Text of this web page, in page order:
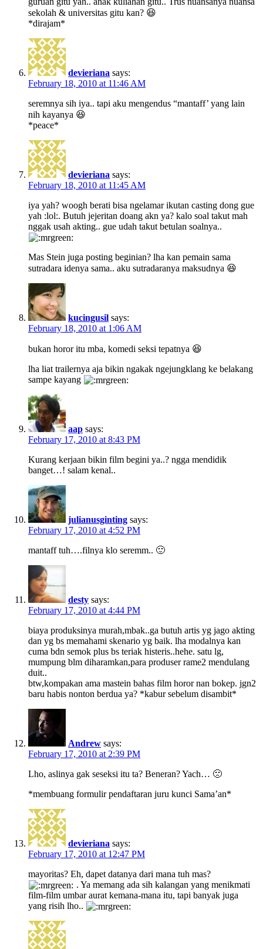
sekolah & universitas gitu kan? 😆
*dirajam*
devieriana says:
February 18, 2010 at 11:46 AM
seremnya sih iya.. tapi aku mengendus “mantaff’ yang lain
nih kayanya 😆
*peace*
devieriana says:
February 18, 2010 at 11:45 AM
iya yah? woogh berati bisa ngelamar ikutan casting dong gue
yah :lol:. Butuh jejeritan doang akn ya? kalo soal takut mah
nggak usah akting.. gue udah takut betulan soalnya..
Mas Stein juga posting beginian? lha kan pemain sama
sutradara idenya sama.. aku sutradaranya maksudnya 😆
kucingusil says:
February 18, 2010 at 1:06 AM
bukan horor itu mba, komedi seksi tepatnya 😆
lha liat trailernya aja bikin ngakak ngejungklang ke belakang
sampe kayang
aap says:
February 17, 2010 at 8:43 PM
Kurang kerjaan bikin film begini ya..? ngga mendidik
banget…! salam kenal..
julianusginting says:
February 17, 2010 at 4:52 PM
mantaff tuh….filnya klo seremm.. 🙂
desty says:
February 17, 2010 at 4:44 PM
biaya produksinya murah,mbak..ga butuh artis yg jago akting
dan yg bs memahami skenario yg baik. lha modalnya kan
cuma bdn semok plus bs teriak histeris..hehe. satu lg,
mumpung blm diharamkan,para produser rame2 mendulang
duit..
btw,kompakan ama mastein bahas film horor nan bokep. jgn2
baru habis nonton berdua ya? *kabur sebelum disambit*
Andrew says:
February 17, 2010 at 2:39 PM
Lho, aslinya gak seseksi itu ta? Beneran? Yach… 🙁
*membuang formulir pendaftaran juru kunci Sama’an*
devieriana says:
February 17, 2010 at 12:47 PM
mayoritas? Eh, dapet datanya dari mana tuh mas?
. Ya memang ada sih kalangan yang menikmati
film-film umbar aurat kemana-mana itu, tapi banyak juga
yang risih lho..